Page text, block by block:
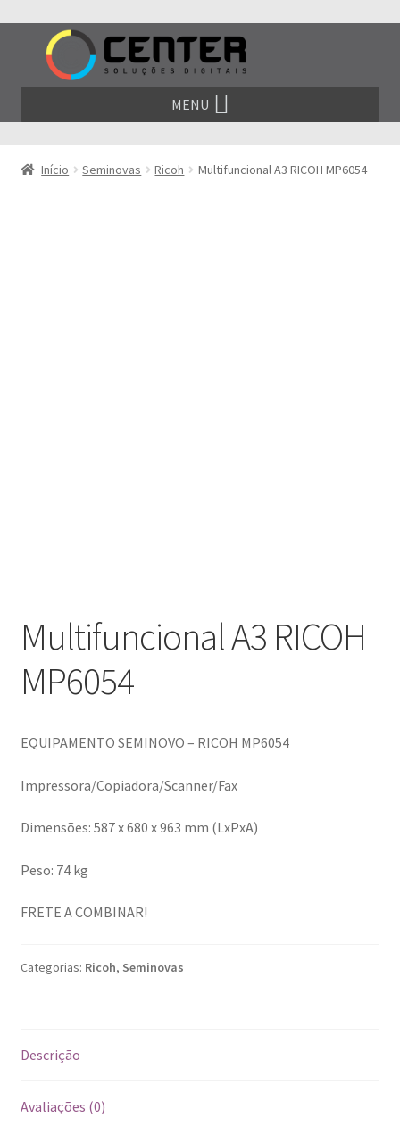
para
navegação
para
MENU
Início Seminovas Ricoh Multifuncional A3 RICOH MP6054
Multifuncional A3 RICOH
MP6054
EQUIPAMENTO SEMINOVO – RICOH MP6054
Impressora/Copiadora/Scanner/Fax
Dimensões: 587 x 680 x 963 mm (LxPxA)
Peso: 74 kg
FRETE A COMBINAR!
Categorias: Ricoh, Seminovas
Descrição
Avaliações (0)